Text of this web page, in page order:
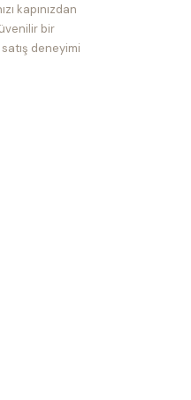
kapınızdan
bir
deneyimi